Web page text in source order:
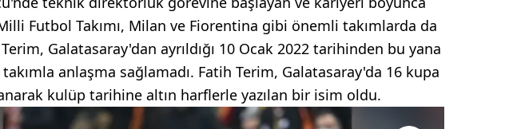
Futbol Takımı, Milan ve Fiorentina gibi önemli takımlarda da
Galatasaray'dan ayrıldığı 10 Ocak 2022 tarihinden bu yana
anlaşma sağlamadı. Fatih Terim, Galatasaray'da 16 kupa
kulüp tarihine altın harflerle yazılan bir isim oldu.